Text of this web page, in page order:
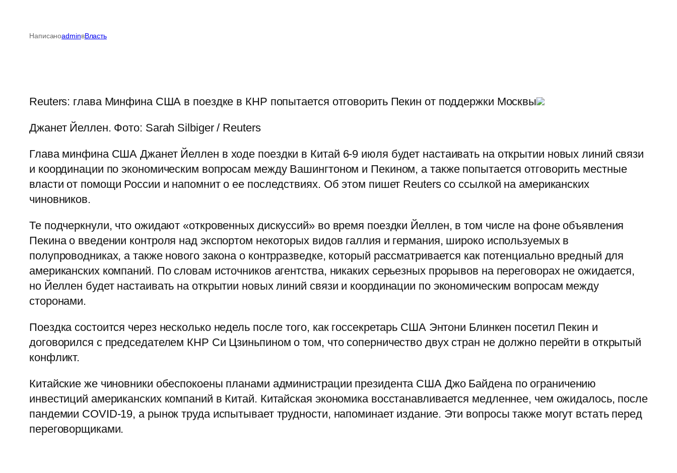
НаписаноadminвВласть
Reuters: глава Минфина США в поездке в КНР попытается отговорить Пекин от поддержки Москвы
Джанет Йеллен. Фото: Sarah Silbiger / Reuters
Глава минфина США Джанет Йеллен в ходе поездки в Китай 6-9 июля будет настаивать на открытии новых линий связи
и координации по экономическим вопросам между Вашингтоном и Пекином, а также попытается отговорить местные
власти от помощи России и напомнит о ее последствиях. Об этом пишет Reuters со ссылкой на американских
чиновников.
Те подчеркнули, что ожидают «откровенных дискуссий» во время поездки Йеллен, в том числе на фоне объявления
Пекина о введении контроля над экспортом некоторых видов галлия и германия, широко используемых в
полупроводниках, а также нового закона о контрразведке, который рассматривается как потенциально вредный для
американских компаний. По словам источников агентства, никаких серьезных прорывов на переговорах не ожидается,
но Йеллен будет настаивать на открытии новых линий связи и координации по экономическим вопросам между
сторонами.
Поездка состоится через несколько недель после того, как госсекретарь США Энтони Блинкен посетил Пекин и
договорился с председателем КНР Си Цзиньпином о том, что соперничество двух стран не должно перейти в открытый
конфликт.
Китайские же чиновники обеспокоены планами администрации президента США Джо Байдена по ограничению
инвестиций американских компаний в Китай. Китайская экономика восстанавливается медленнее, чем ожидалось, после
пандемии COVID-19, а рынок труда испытывает трудности, напоминает издание. Эти вопросы также могут встать перед
переговорщиками.